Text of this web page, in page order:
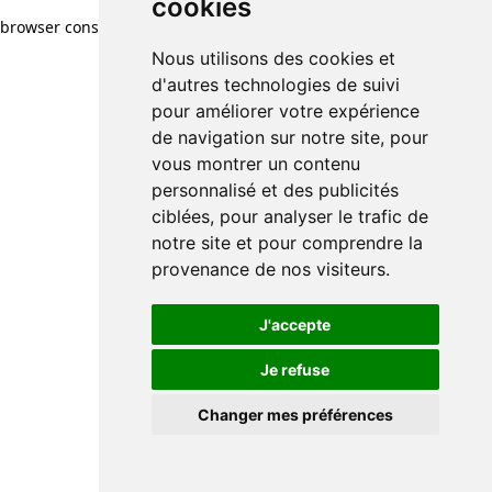
cookies
Nous utilisons des cookies et
d'autres technologies de suivi
pour améliorer votre expérience
de navigation sur notre site, pour
vous montrer un contenu
personnalisé et des publicités
ciblées, pour analyser le trafic de
notre site et pour comprendre la
provenance de nos visiteurs.
J'accepte
Je refuse
Changer mes préférences
browser console for more information)